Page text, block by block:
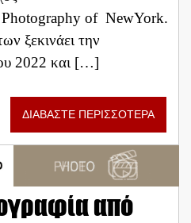
of NewYork.
ξεκινάει την
2022 και […]
ΔΙΑΒΑΣΤΕ ΠΕΡΙΣΣΟΤΕΡΑ
από